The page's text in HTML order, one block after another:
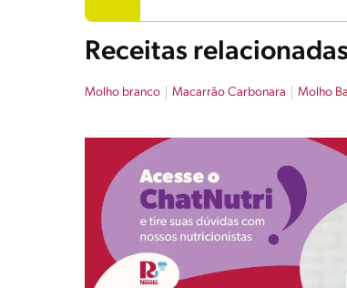
Receitas relacionadas
Molho branco Macarrão Carbonara Molho